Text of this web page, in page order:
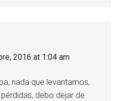
2016 at 1:04 am
nada que levantamos,
debo dejar de